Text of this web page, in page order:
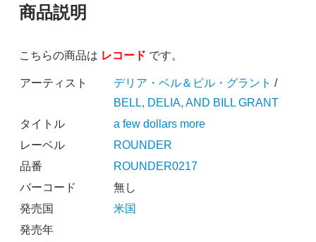
商品説明
こちらの商品は レコード です。
アーティスト デリア・ベル＆ビル・グラント /
BELL, DELIA, AND BILL GRANT
タイトル
a few dollars more
レーベル
ROUNDER
品番
ROUNDER0217
バーコード
無し
発売国
米国
発売年